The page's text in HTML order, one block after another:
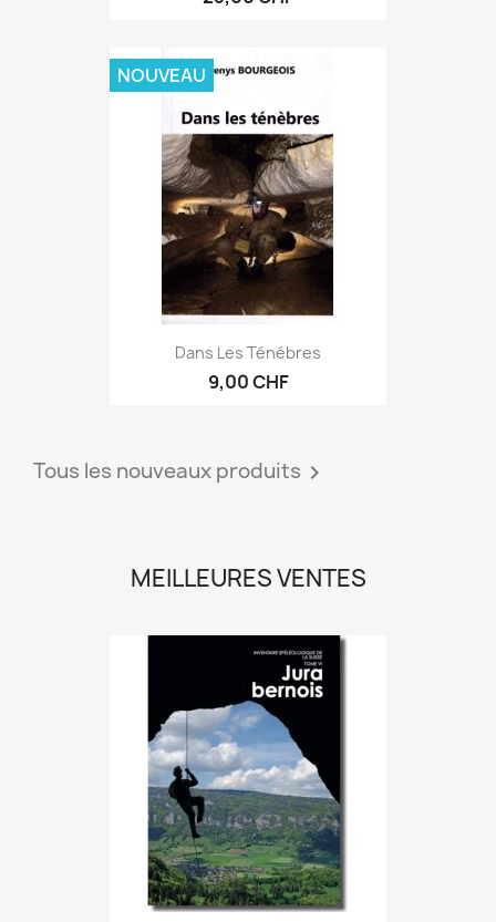
Dans Les Ténébres
9,00 CHF
NOUVEAU
Tous les nouveaux produits 
MEILLEURES VENTES